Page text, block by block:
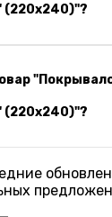
(220х240)"?
(220х240)"?